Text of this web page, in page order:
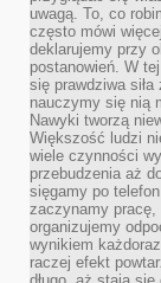
uwagą. To, co
często mówi
deklarujemy przy
postanowień. W
się prawdziwa
nauczymy się nią
Nawyki tworzą
Większość ludzi
wiele czynności
przebudzenia aż
sięgamy po
zaczynamy pracę,
organizujemy
wynikiem
raczej efekt